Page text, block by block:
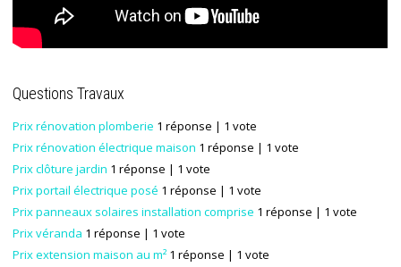
Questions Travaux
Prix rénovation plomberie 1 réponse | 1 vote
Prix rénovation électrique maison 1 réponse | 1 vote
Prix clôture jardin 1 réponse | 1 vote
Prix portail électrique posé 1 réponse | 1 vote
Prix panneaux solaires installation comprise 1 réponse | 1 vote
Prix véranda 1 réponse | 1 vote
Prix extension maison au m² 1 réponse | 1 vote